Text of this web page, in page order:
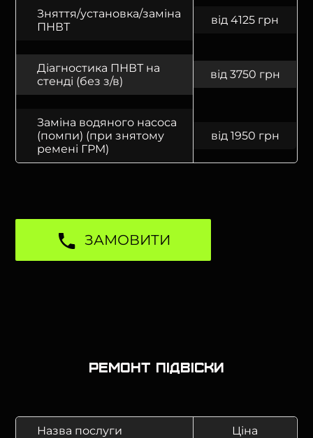
Зняття/установка/заміна
ПНВТ
від 4125 грн
Діагностика ПНВТ на
стенді (без з/в)
від 3750 грн
Заміна водяного насоса
(помпи) (при знятому
ремені ГРМ)
від 1950 грн
ЗАМОВИТИ
Ремонт підвіски
Назва послуги Ціна